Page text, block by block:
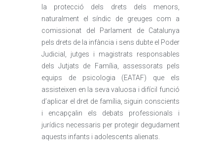
la protecció dels drets dels menors,
naturalment el síndic de greuges com a
comissionat del Parlament de Catalunya
pels drets de la infància i sens dubte el Poder
Judicial, jutges i magistrats responsables
dels Jutjats de Família, assessorats pels
equips de psicologia (EATAF) que els
assisteixen en la seva valuosa i difícil funció
d’aplicar el dret de família, siguin conscients
i encapçalin els debats professionals i
jurídics necessaris per protegir degudament
aquests infants i adolescents alienats.